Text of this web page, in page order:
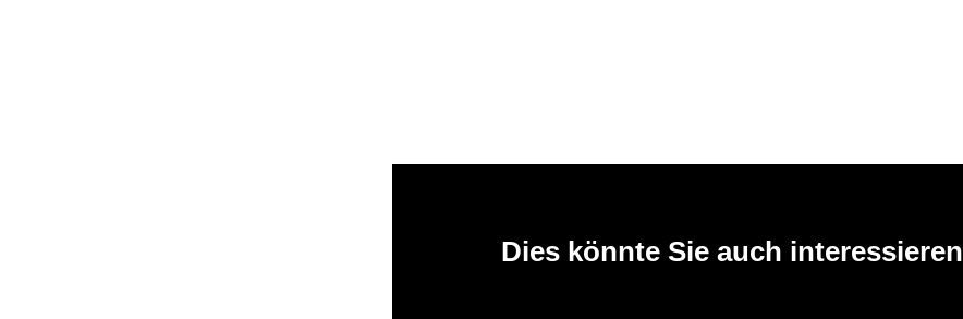
Dies könnte Sie auch interessieren